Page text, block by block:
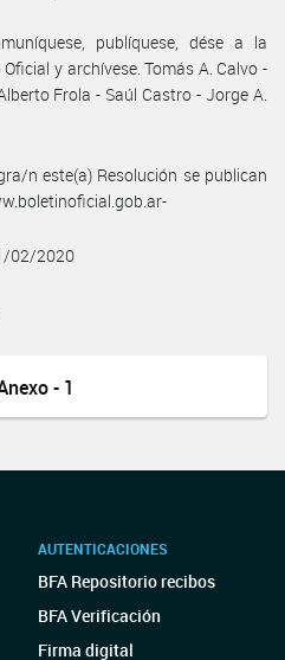
publíquese, dése a la
y archívese. Tomás A. Calvo -
Frola - Saúl Castro - Jorge A.
n este(a) Resolución se publican
02/2020
- 1
AUTENTICACIONES
BFA Repositorio recibos
BFA Verificación
Firma digital